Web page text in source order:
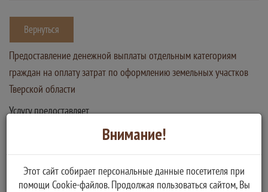
Вернуться
Предоставление денежной выплаты отдельным категориям
граждан на оплату затрат по оформлению земельных участков
Тверской области
Услугу предоставляет
Министерство социальной защиты населения Тверской области
Получение денежной выплаты на оплату затрат по
оформлению земельных участков
Внимание!
Этот сайт собирает персональные данные посетителя при
помощи Cookie-файлов. Продолжая пользоваться сайтом, Вы